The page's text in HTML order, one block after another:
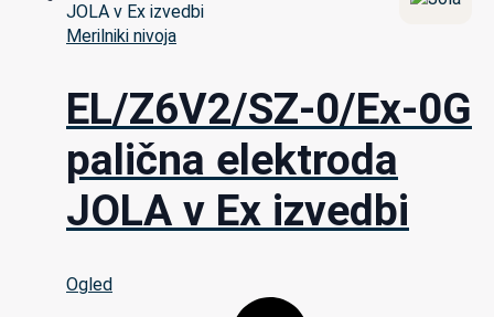
Merilniki nivoja
EL/Z6V2/SZ-0/Ex-0G
palična elektroda
JOLA v Ex izvedbi
Ogled